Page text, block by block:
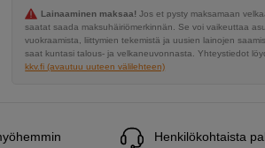
Lainaaminen maksaa! Jos et pysty maksamaan
saatat saada maksuhäiriömerkinnän. Se voi vaikeuttaa
vuokraamista, liittymien tekemistä ja uusien lainojen
saat kuntasi talous- ja velkaneuvonnasta. Yhteystiedot
kkv.fi (avautuu uuteen välilehteen)
Henkilökohtaista